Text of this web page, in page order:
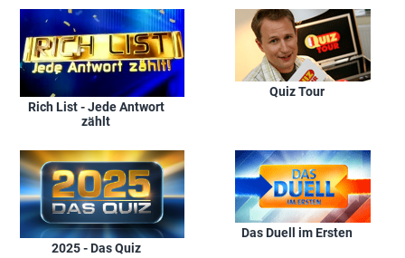
Rich List - Jede Antwort
zählt
Quiz Tour
2025 - Das Quiz
Das Duell im Ersten